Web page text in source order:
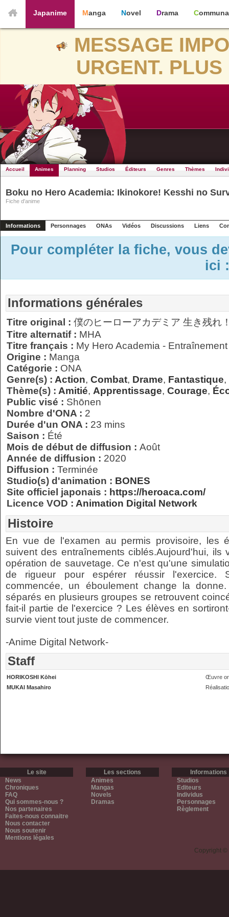
Japanime Manga Novel Drama
MESSAGE
URGENT.
Accueil Animes Planning Studios Éditeurs Genres Thèmes
Boku no Hero Academia: Ikinokore! Kesshi no
Fiche d'anime
Informations Personnages ONAs Vidéos Discussions Liens
Pour compléter la fiche, vous
ici
Informations générales
Titre original : 僕のヒーローアカデミア 生き残れ
Titre alternatif : MHA
Titre français : My Hero Academia -
Origine : Manga
Catégorie : ONA
Genre(s) : Action, Combat, Drame, Fantastique,
Thème(s) : Amitié, Apprentissage, Courage,
Public visé : Shōnen
Nombre d'ONA : 2
Durée d'un ONA : 23 mins
Saison : Été
Mois de début de diffusion : Août
Année de diffusion : 2020
Diffusion : Terminée
Studio(s) d'animation : BONES
Site officiel japonais : https://heroaca.com/
Licence VOD : Animation Digital Network
Histoire
En vue de l'examen au permis provisoire, les
suivent des entraînements ciblés.Aujourd'hui, ils
opération de sauvetage. Ce n'est qu'une
de rigueur pour espérer réussir l'exercice.
commencée, un éboulement change la
séparés en plusieurs groupes se retrouvent
fait-il partie de l'exercice ? Les élèves en
survie vient tout juste de commencer.
-Anime Digital Network-
Staff
HORIKOSHI Kōhei
Œuvre
MUKAI Masahiro
Le site
News
Chroniques
FAQ
Qui sommes-nous ?
Nos partenaires
Faites-nous connaitre
Nous contacter
Nous soutenir
Mentions légales
Les sections
Animes
Mangas
Novels
Dramas
Informations
Studios
Editeurs
Individus
Personnages
Règlement
Copyright ©